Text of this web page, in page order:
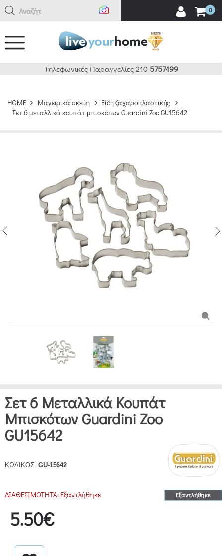
Αναζήτηση 0
Τηλεφωνικές Παραγγελίες 210 5757499
HOME Μαγειρικά σκεύη
Είδη ζαχαροπλαστικής
Σετ 6 μεταλλικά κουπάτ μπισκότων Guardini Zoo GU15642
Σετ 6 Μεταλλικά Κουπάτ
Μπισκότων Guardini Zoo
GU15642
ΚΩΔΙΚΟΣ: GU-15642
Εξαντλήθηκε
ΔΙΑΘΕΣΙΜΟΤΗΤΑ: Εξαντλήθηκε
5.50€